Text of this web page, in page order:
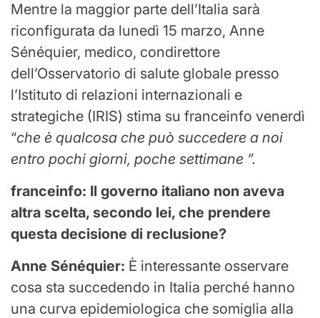
Mentre la maggior parte dell’Italia sarà
riconfigurata da lunedì 15 marzo, Anne
Sénéquier, medico, condirettore
dell’Osservatorio di salute globale presso
l’Istituto di relazioni internazionali e
strategiche (IRIS) stima su franceinfo venerdì
“che è qualcosa che può succedere a noi
entro pochi giorni, poche settimane ”.
franceinfo: Il governo italiano non aveva
altra scelta, secondo lei, che prendere
questa decisione di reclusione?
Anne Sénéquier: È interessante osservare
cosa sta succedendo in Italia perché hanno
una curva epidemiologica che somiglia alla